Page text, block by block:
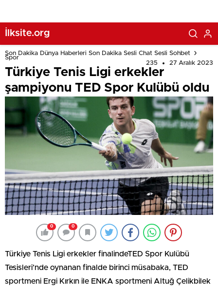
İlksite.org
Son Dakika Dünya Haberleri Son Dakika Sesli Chat Sesli Sohbet
Spor
235
27 Aralık 2023
Türkiye Tenis Ligi erkekler
şampiyonu TED Spor Kulübü oldu
0 0
Türkiye Tenis Ligi erkekler finalindeTED Spor Kulübü
Tesisleri’nde oynanan finalde birinci müsabaka, TED
sportmeni Ergi Kırkın ile ENKA sportmeni Altuğ Çelikbilek